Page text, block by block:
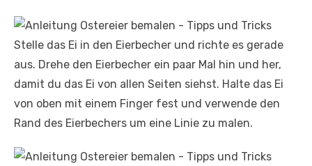
Stelle das Ei in den Eierbecher und richte es gerade
aus. Drehe den Eierbecher ein paar Mal hin und her,
damit du das Ei von allen Seiten siehst. Halte das Ei
von oben mit einem Finger fest und verwende den
Rand des Eierbechers um eine Linie zu malen.